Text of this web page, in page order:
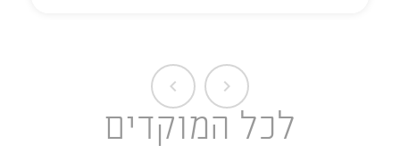
chevron_right
chevron_left
לכל המוקדים